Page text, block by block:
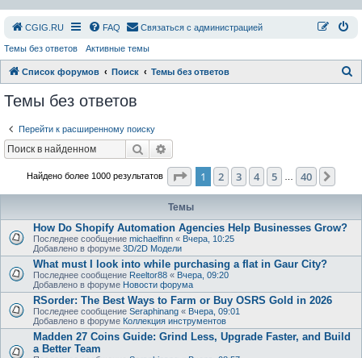
СGIG.RU FAQ Связаться с администрацией
Темы без ответов Активные темы
Список форумов Поиск Темы без ответов
Темы без ответов
Перейти к расширенному поиску
Поиск
Найдено более 1000 результатов Страница из 40
1 2 3 4 5 40
Темы
How Do Shopify Automation Agencies Help Businesses Grow?
Последнее сообщение michaelfinn « Вчера, 10:25
Добавлено в форуме 3D/2D Модели
What must I look into while purchasing a flat in Gaur City?
Последнее сообщение Reeltor88 « Вчера, 09:20
Добавлено в форуме Новости форума
RSorder: The Best Ways to Farm or Buy OSRS Gold in 2026
Последнее сообщение Seraphinang « Вчера, 09:01
Добавлено в форуме Коллекция инструментов
Madden 27 Coins Guide: Grind Less, Upgrade Faster, and Build
a Better Team